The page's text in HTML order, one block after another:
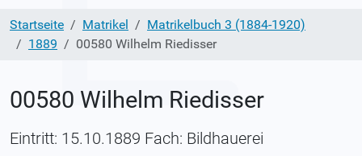
Startseite Matrikel
Matrikelbuch 3 (1884-1920)
1889
00580 Wilhelm Riedisser
00580 Wilhelm Riedisser
Eintritt: 15.10.1889 Fach: Bildhauerei